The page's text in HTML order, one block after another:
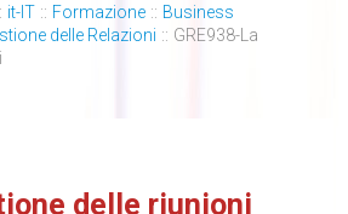
it-IT :: Formazione :: Business
delle Relazioni :: GRE938-La
delle riunioni